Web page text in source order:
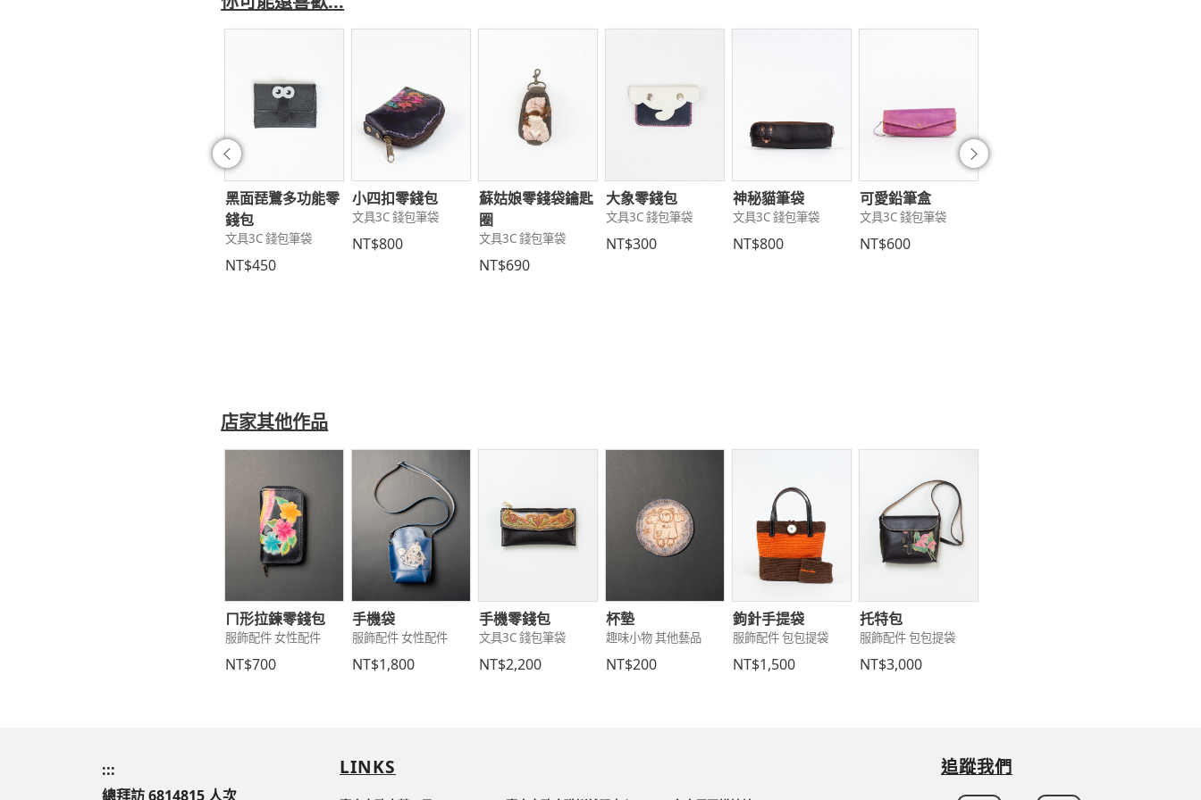
往前
黑面琵鷺多功能零
錢包
文具3C 錢包筆袋
NT$450
小四扣零錢包
文具3C 錢包筆袋
NT$800
蘇姑娘零錢袋鑰匙
圈
文具3C 錢包筆袋
NT$690
大象零錢包
文具3C 錢包筆袋
NT$300
神秘貓筆袋
文具3C 錢包筆袋
NT$800
可愛鉛筆盒
文具3C 錢包筆袋
NT$600
往後
店家其他作品
ㄇ形拉鍊零錢包
服飾配件 女性配件
NT$700
手機袋
服飾配件 女性配件
NT$1,800
手機零錢包
文具3C 錢包筆袋
NT$2,200
杯墊
趣味小物 其他藝品
NT$200
鉤針手提袋
服飾配件 包包提袋
NT$1,500
托特包
服飾配件 包包提袋
NT$3,000
:::
總拜訪 6814815 人次
LINKS 追蹤我們